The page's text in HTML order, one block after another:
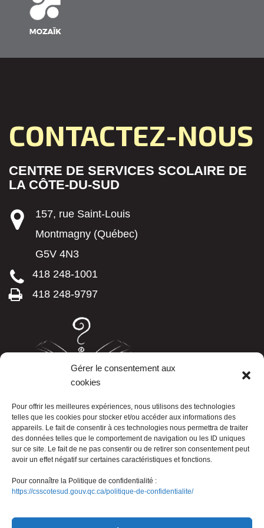
Gérer le consentement aux
cookies
Pour offrir les meilleures expériences, nous utilisons des technologies
telles que les cookies pour stocker et/ou accéder aux informations des
appareils. Le fait de consentir à ces technologies nous permettra de traiter
des données telles que le comportement de navigation ou les ID uniques
sur ce site. Le fait de ne pas consentir ou de retirer son consentement peut
avoir un effet négatif sur certaines caractéristiques et fonctions.
Pour connaître la Politique de confidentialité :
https://csscotesud.gouv.qc.ca/politique-de-confidentialite/
CONTACTEZ-NOUS
CENTRE DE SERVICES SCOLAIRE DE
LA CÔTE-DU-SUD
157, rue Saint-Louis
Montmagny (Québec)
G5V 4N3
418 248-1001
418 248-9797
LISTE TÉLÉPHONIQUE
Nous joindre